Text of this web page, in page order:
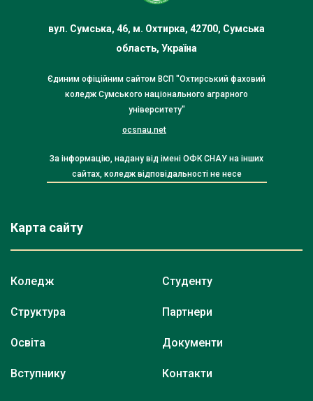
вул. Сумська, 46, м. Охтирка, 42700, Сумська
область, Україна
Єдиним офіційним сайтом ВСП "Охтирський фаховий
коледж Сумського національного аграрного
університету"
ocsnau.net
За інформацію, надану від імені ОФК СНАУ на інших
сайтах, коледж відповідальності не несе
Карта сайту
Коледж
Структура
Освіта
Вступнику
Студенту
Партнери
Документи
Контакти